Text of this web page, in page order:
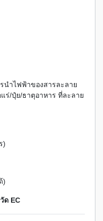
รนำไฟฟ้าของสารละลาย
ร่/ปุ๋ย/ธาตุอาหาร ที่ละลาย
)
)
ด EC